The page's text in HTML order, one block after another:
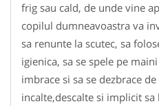
frig sau cald, de unde vine
copilul dumneavoastra va
sa renunte la scutec, sa
igienica, sa se spele pe
imbrace si sa se dezbrace
incalte,descalte si implicit sa